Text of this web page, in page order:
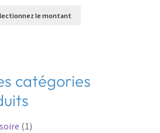
10,00 €
le montant
catégories
11